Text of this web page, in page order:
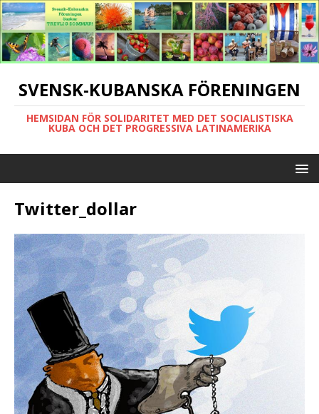
SVENSK-KUBANSKA FÖRENINGEN
HEMSIDAN FÖR SOLIDARITET MED DET SOCIALISTISKA
KUBA OCH DET PROGRESSIVA LATINAMERIKA
Twitter_dollar